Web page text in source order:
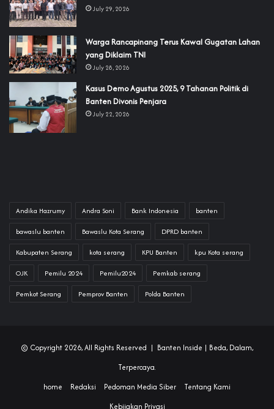
July 29, 2026
‎Warga Rancapinang Terus Kawal Gugatan Lahan
yang Diklaim TNI‎‎
July 28, 2026
‎Kasus Demo Agustus 2025, 9 Tahanan Politik di
Banten Divonis Penjara
July 22, 2026
Andika Hazrumy Andra Soni Bank Indonesia banten
bawaslu banten Bawaslu Kota Serang DPRD banten
Kabupaten Serang kota serang KPU Banten kpu Kota serang
OJK Pemilu 2024 Pemilu2024 Pemkab serang
Pemkot Serang Pemprov Banten Polda Banten
© Copyright 2026, All Rights Reserved | Banten Inside | Beda, Dalam,
Terpercaya.
home
Redaksi Pedoman Media Siber
Tentang Kami
Kebijakan Privasi